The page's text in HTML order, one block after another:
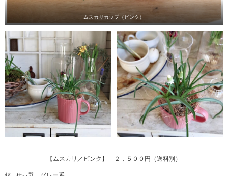
ムスカリカップ（ピンク）
【ムスカリ／ピンク】 ２，５００円（送料別）